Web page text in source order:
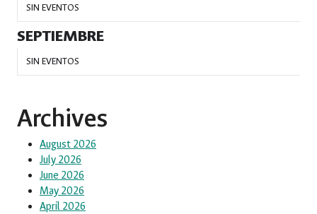
SIN EVENTOS
SEPTIEMBRE
SIN EVENTOS
Archives
August 2026
July 2026
June 2026
May 2026
April 2026